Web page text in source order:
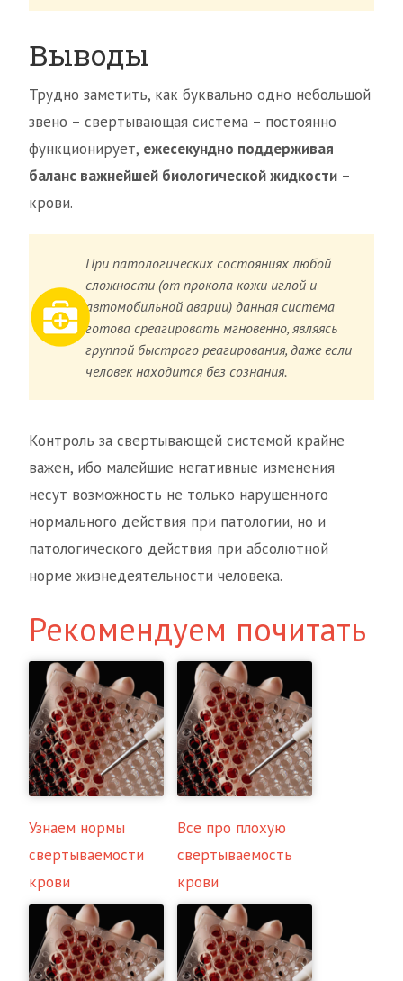
Выводы
Трудно заметить, как буквально одно небольшой
звено – свертывающая система – постоянно
функционирует, ежесекундно поддерживая
баланс важнейшей биологической жидкости –
крови.
При патологических состояниях любой
сложности (от прокола кожи иглой и
автомобильной аварии) данная система
готова среагировать мгновенно, являясь
группой быстрого реагирования, даже если
человек находится без сознания.
Контроль за свертывающей системой крайне
важен, ибо малейшие негативные изменения
несут возможность не только нарушенного
нормального действия при патологии, но и
патологического действия при абсолютной
норме жизнедеятельности человека.
Рекомендуем почитать
Узнаем нормы
свертываемости
крови
Все про плохую
свертываемость
крови